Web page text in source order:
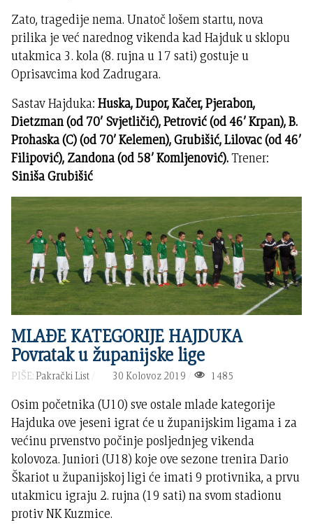
Zato, tragedije nema. Unatoč lošem startu, nova
prilika je već narednog vikenda kad Hajduk u sklopu
utakmica 3. kola (8. rujna u 17 sati) gostuje u
Oprisavcima kod Zadrugara.
Sastav Hajduka:Huska, Dupor, Kačer, Pjerabon,
Dietzman (od 70’ Svjetličić), Petrović (od 46’ Krpan), B.
Prohaska (C) (od 70’ Kelemen), Grubišić, Lilovac (od 46’
Filipović), Zandona (od 58’ Komljenović).Trener:
Siniša Grubišić
MLAĐE KATEGORIJE HAJDUKA
Povratak u županijske lige
PIŠE: Pakrački List 30 Kolovoz 2019 1485
Osim početnika (U10) sve ostale mlade kategorije
Hajduka ove jeseni igrat će u županijskim ligama i za
većinu prvenstvo počinje posljednjeg vikenda
kolovoza. Juniori (U18) koje ove sezone trenira Dario
Škariot u županijskoj ligi će imati 9 protivnika, a prvu
utakmicu igraju 2. rujna (19 sati) na svom stadionu
protiv NK Kuzmice.